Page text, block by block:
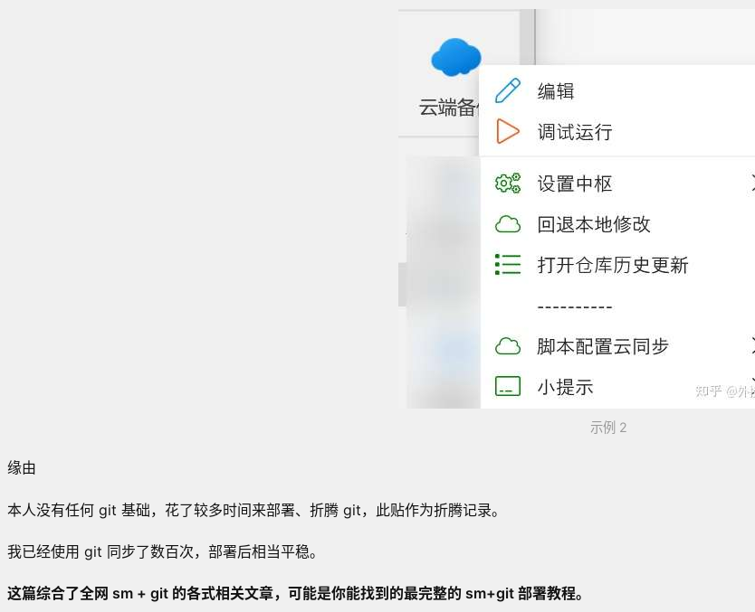
示例 2
缘由
本人没有任何 git 基础，花了较多时间来部署、折腾 git，此贴作为折腾记录。
我已经使用 git 同步了数百次，部署后相当平稳。
这篇综合了全网 sm + git 的各式相关文章，可能是你能找到的最完整的 sm+git 部署教程。